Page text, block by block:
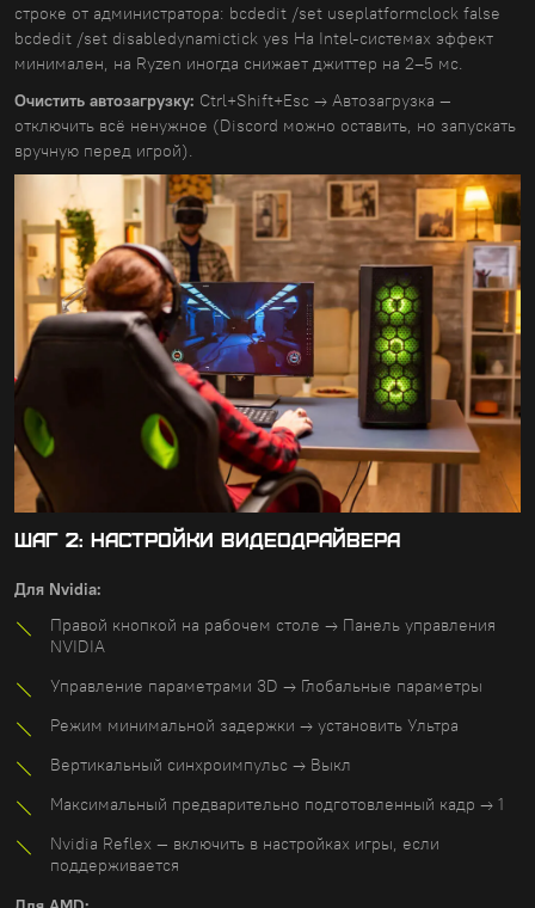
строке от администратора: bcdedit /set useplatformclock false
bcdedit /set disabledynamictick yes На Intel-системах эффект
минимален, на Ryzen иногда снижает джиттер на 2–5 мс.
Очистить автозагрузку: Ctrl+Shift+Esc → Автозагрузка —
отключить всё ненужное (Discord можно оставить, но запускать
вручную перед игрой).
ШАГ 2: НАСТРОЙКИ ВИДЕОДРАЙВЕРА
Для Nvidia:
Правой кнопкой на рабочем столе → Панель управления
NVIDIA
Управление параметрами 3D → Глобальные параметры
Режим минимальной задержки → установить Ультра
Вертикальный синхроимпульс → Выкл
Максимальный предварительно подготовленный кадр → 1
Nvidia Reflex — включить в настройках игры, если
поддерживается